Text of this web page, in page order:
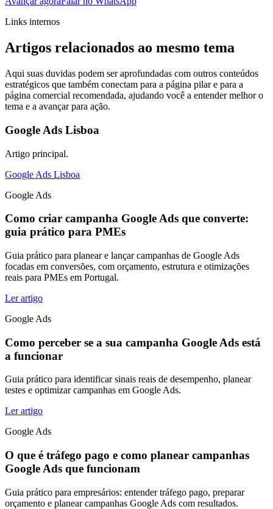
Links internos
Artigos relacionados ao mesmo tema
Aqui suas duvidas podem ser aprofundadas com outros conteúdos
estratégicos que também conectam para a página pilar e para a
página comercial recomendada, ajudando você a entender melhor o
tema e a avançar para ação.
Google Ads Lisboa
Artigo principal.
Google Ads Lisboa
Google Ads
Como criar campanha Google Ads que converte:
guia prático para PMEs
Guia prático para planear e lançar campanhas de Google Ads
focadas em conversões, com orçamento, estrutura e otimizações
reais para PMEs em Portugal.
Ler artigo
Google Ads
Como perceber se a sua campanha Google Ads está
a funcionar
Guia prático para identificar sinais reais de desempenho, planear
testes e optimizar campanhas em Google Ads.
Ler artigo
Google Ads
O que é tráfego pago e como planear campanhas
Google Ads que funcionam
Guia prático para empresários: entender tráfego pago, preparar
orçamento e planear campanhas Google Ads com resultados.